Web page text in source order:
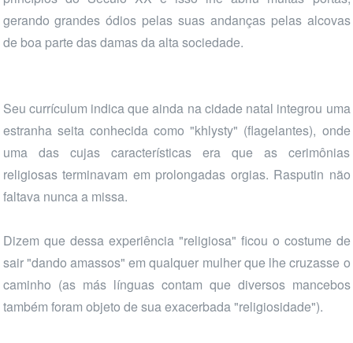
gerando grandes ódios pelas suas andanças pelas alcovas
de boa parte das damas da alta sociedade.
Seu currículum indica que ainda na cidade natal integrou uma
estranha seita conhecida como "khlysty" (flagelantes), onde
uma das cujas características era que as cerimônias
religiosas terminavam em prolongadas orgias. Rasputin não
faltava nunca a missa.
Dizem que dessa experiência "religiosa" ficou o costume de
sair "dando amassos" em qualquer mulher que lhe cruzasse o
caminho (as más línguas contam que diversos mancebos
também foram objeto de sua exacerbada "religiosidade").